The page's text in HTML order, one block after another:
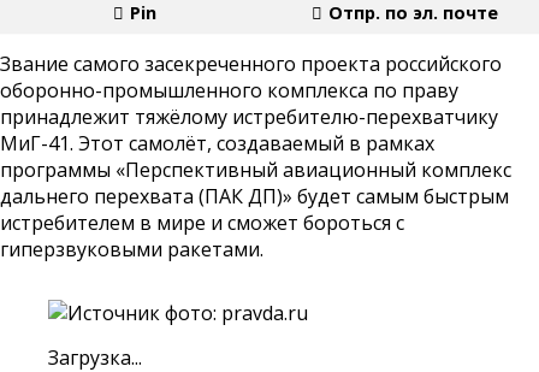
Pin
Отпр. по эл. почте
Звание самого засекреченного проекта российского
оборонно-промышленного комплекса по праву
принадлежит тяжёлому истребителю-перехватчику
МиГ-41. Этот самолёт, создаваемый в рамках
программы «Перспективный авиационный комплекс
дальнего перехвата (ПАК ДП)» будет самым быстрым
истребителем в мире и сможет бороться с
гиперзвуковыми ракетами.
Загрузка...